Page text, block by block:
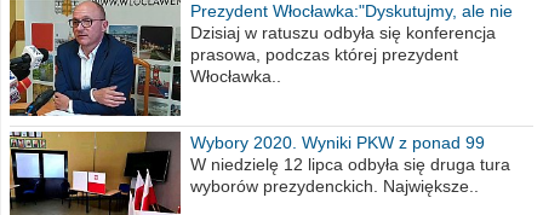
Prezydent Włocławka:"Dyskutujmy, ale nie
obrażajmy się”
Dzisiaj w ratuszu odbyła się konferencja
prasowa, podczas której prezydent
Włocławka..
Wybory 2020. Wyniki PKW z ponad 99
procent obwodów
W niedzielę 12 lipca odbyła się druga tura
wyborów prezydenckich. Największe..